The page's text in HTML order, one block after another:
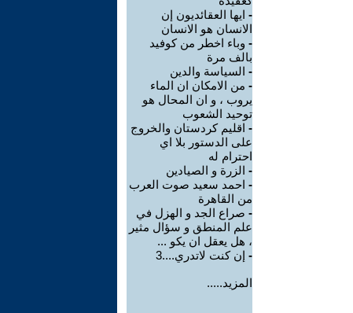
- ايها العقائديون إن
الانسان هو الانسان
- وباء اخطر من كوفيد
بالف مرة
- السياسة والدين
- من الامكان ان الماء
يروب ، و ان المحال هو
توحيد الشعوب
- اقليم كردستان والخروج
على الدستور بلا اي
احترام له
- الزرة و الصيادين
- احمد سعيد صوت العرب
من القاهرة
- صراع الجد و الهزل في
علم المنطق و سؤال مثير
، هل يعقل ان يكو ...
- إن كنت لاتدري....3
المزيد.....